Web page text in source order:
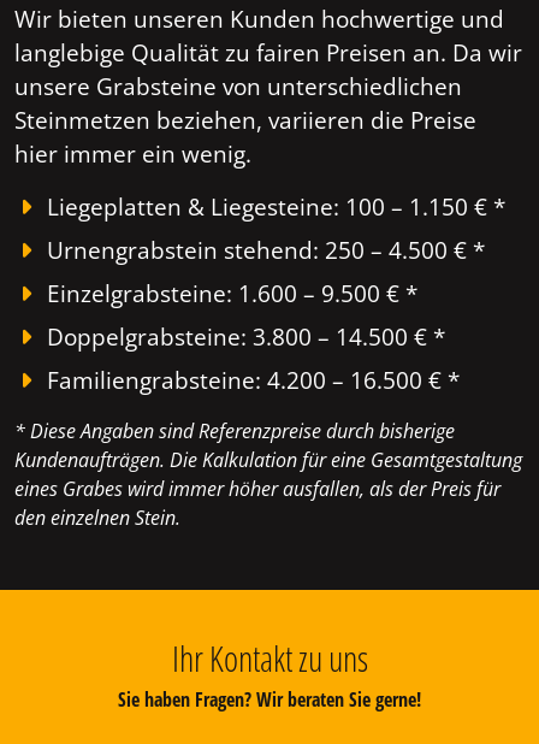
Wir bieten unseren Kunden hochwertige und
langlebige Qualität zu fairen Preisen an. Da wir
unsere Grabsteine von unterschiedlichen
Steinmetzen beziehen, variieren die Preise
hier immer ein wenig.
Liegeplatten & Liegesteine: 100 – 1.150 € *
Urnengrabstein stehend: 250 – 4.500 € *
Einzelgrabsteine: 1.600 – 9.500 € *
Doppelgrabsteine: 3.800 – 14.500 € *
Familiengrabsteine: 4.200 – 16.500 € *
* Diese Angaben sind Referenzpreise durch bisherige
Kundenaufträgen. Die Kalkulation für eine Gesamtgestaltung
eines Grabes wird immer höher ausfallen, als der Preis für
den einzelnen Stein.
Ihr Kontakt zu uns
Sie haben Fragen? Wir beraten Sie gerne!